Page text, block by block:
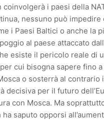
coinvolgerà i paesi della
nessuno può impedire
i Paesi Baltici o anche la
al paese attaccato
esiste il pericolo reale di
cui bisogna sapere fino
o sosterrà al contrario
decisiva per il futuro
con Mosca. Ma
saputo opporsi